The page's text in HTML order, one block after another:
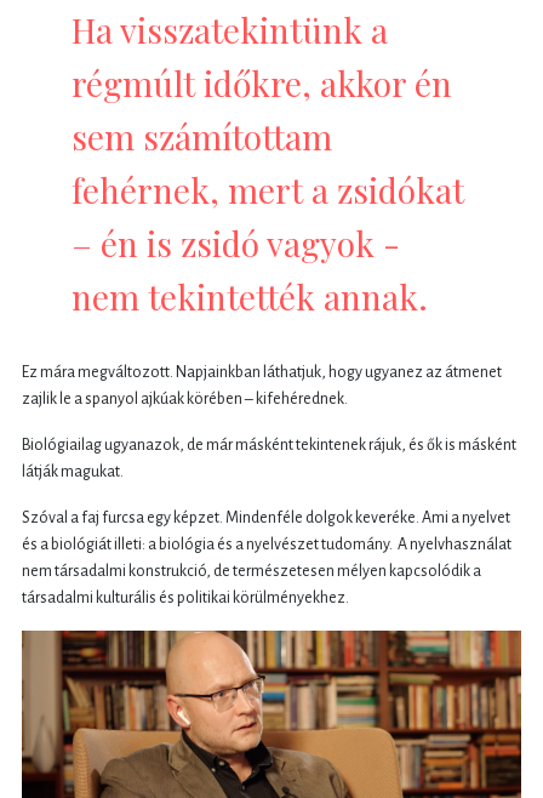
Ha visszatekintünk a
régmúlt időkre, akkor én
sem számítottam
fehérnek, mert a zsidókat
– én is zsidó vagyok -
nem tekintették annak.
Ez mára megváltozott. Napjainkban láthatjuk, hogy ugyanez az átmenet
zajlik le a spanyol ajkúak körében – kifehérednek.
Biológiailag ugyanazok, de már másként tekintenek rájuk, és ők is másként
látják magukat.
Szóval a faj furcsa egy képzet. Mindenféle dolgok keveréke. Ami a nyelvet
és a biológiát illeti: a biológia és a nyelvészet tudomány. A nyelvhasználat
nem társadalmi konstrukció, de természetesen mélyen kapcsolódik a
társadalmi kulturális és politikai körülményekhez.